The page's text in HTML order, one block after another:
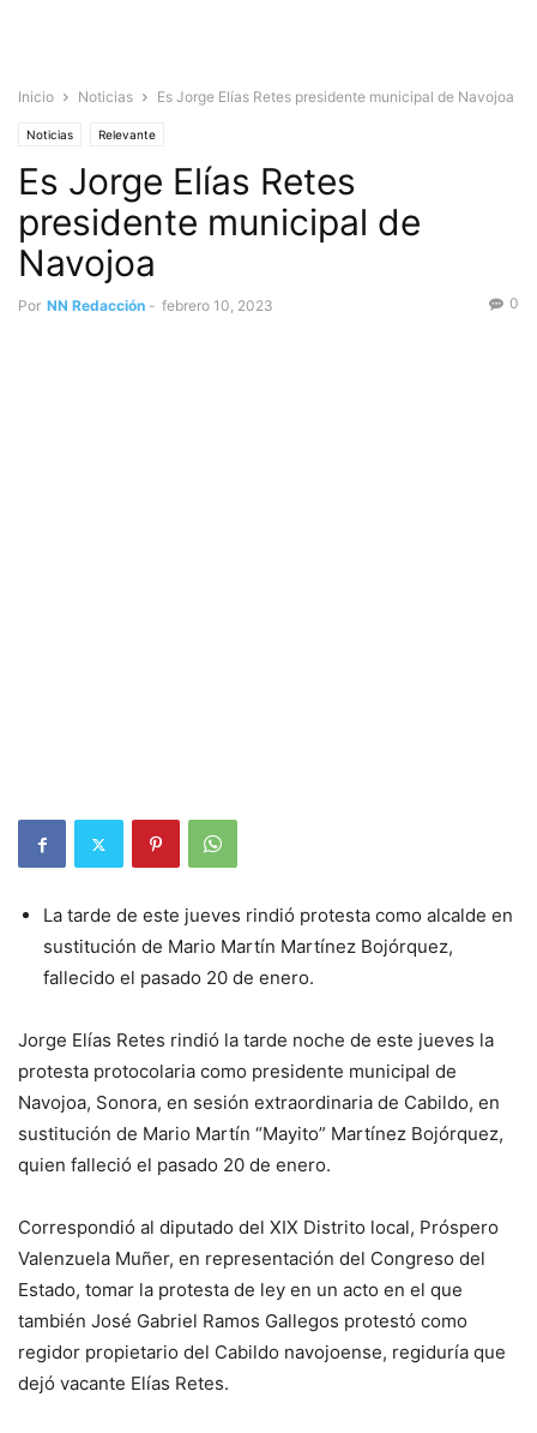
Inicio Noticias Es Jorge Elías Retes presidente municipal de Navojoa
Noticias Relevante
Es Jorge Elías Retes
presidente municipal de
Navojoa
Por NN Redacción - febrero 10, 2023 0
La tarde de este jueves rindió protesta como alcalde en
sustitución de Mario Martín Martínez Bojórquez,
fallecido el pasado 20 de enero.
Jorge Elías Retes rindió la tarde noche de este jueves la
protesta protocolaria como presidente municipal de
Navojoa, Sonora, en sesión extraordinaria de Cabildo, en
sustitución de Mario Martín “Mayito” Martínez Bojórquez,
quien falleció el pasado 20 de enero.
Correspondió al diputado del XIX Distrito local, Próspero
Valenzuela Muñer, en representación del Congreso del
Estado, tomar la protesta de ley en un acto en el que
también José Gabriel Ramos Gallegos protestó como
regidor propietario del Cabildo navojoense, regiduría que
dejó vacante Elías Retes.